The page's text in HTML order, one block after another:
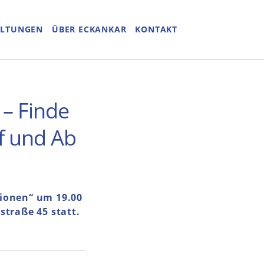
ÜBER ECKANKAR KONTAKT
Finde
und Ab
um 19.00
45 statt.